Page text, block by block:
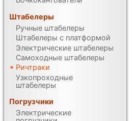
Штабелеры
Ручные штабелеры
Штабелеры с платформой
Электрические штабелеры
Самоходные штабелеры
Ричтраки
Узкопроходные
штабелеры
Погрузчики
Электрические